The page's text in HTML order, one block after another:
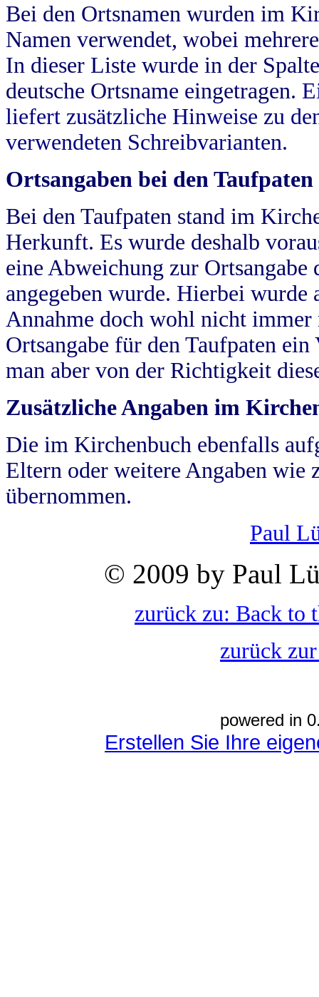
Bei den Ortsnamen wurden im
Namen verwendet, wobei
In dieser Liste wurde in der
deutsche Ortsname eingetragen.
liefert zusätzliche Hinweise zu
verwendeten Schreibvarianten.
Ortsangaben bei den Taufpaten
Bei den Taufpaten stand im
Herkunft. Es wurde deshalb
eine Abweichung zur
angegeben wurde. Hierbei wurde
Annahme doch wohl nicht
Ortsangabe für den Taufpaten
man aber von der Richtigkeit
Zusätzliche Angaben im
Die im Kirchenbuch ebenfalls
Eltern oder weitere Angaben wie
übernommen.
Paul
© 2009 by Paul
zurück zu: Back to
zurück
powered in
Erstellen Sie Ihre